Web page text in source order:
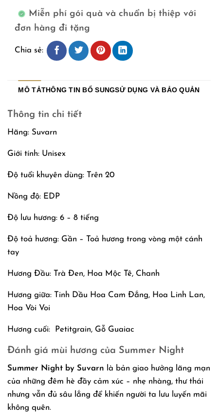
Miễn phí gói quà và chuẩn bị thiệp với
đơn hàng đi tặng
Chia sẻ:
MÔ TẢTHÔNG TIN BỔ SUNGSỬ DỤNG VÀ BẢO QUẢN
Thông tin chi tiết
Hãng: Suvarn
Giới tính: Unisex
Độ tuổi khuyên dùng: Trên 20
Nồng độ: EDP
Độ lưu hương: 6 – 8 tiếng
Độ toả hương: Gần – Toả hương trong vòng một cánh
tay
Hương Đầu: Trà Đen, Hoa Mộc Tê, Chanh
Hương giữa: Tinh Dầu Hoa Cam Đắng, Hoa Linh Lan,
Hoa Vòi Voi
Hương cuối: Petitgrain, Gỗ Guaiac
Đánh giá mùi hương của Summer Night
Summer Night by Suvarn là bản giao hưởng lãng mạn
của những đêm hè đầy cảm xúc – nhẹ nhàng, thư thái
nhưng vẫn đủ sâu lắng để khiến người ta lưu luyến mãi
không quên.